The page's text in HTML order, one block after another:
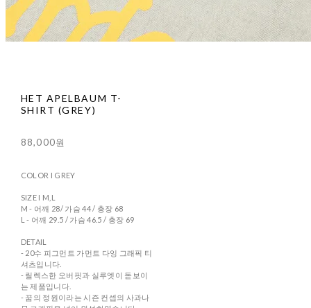
HET APELBAUM T-
SHIRT (GREY)
88,000원
COLOR I GREY
SIZE I M,L
M - 어깨 28/ 가슴 44 / 총장 68
L - 어깨 29.5 / 가슴 46.5 / 총장 69
DETAIL
- 20수 피그먼트 가먼트 다잉 그래픽 티
셔츠입니다.
- 릴렉스한 오버핏과 실루엣이 돋보이
는 제품입니다.
- 꿈의 정원이라는 시즌 컨셉의 사과나